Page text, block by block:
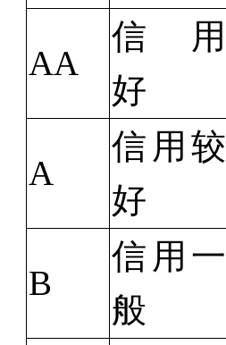
AA
信
用
好
A
信用较
好
B
信用一
般